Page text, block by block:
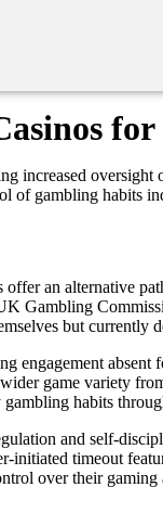
increased
of gambling habits
an alternative
Gambling
but currently
game variety
habits
and self-
timeout
over their